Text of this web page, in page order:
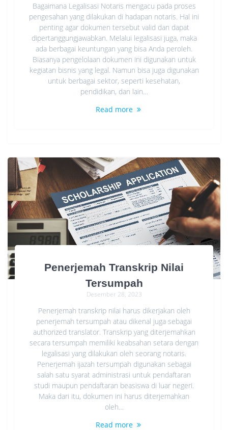
Bagaimana Legalisasi Notaris mengacu pada proses
pengesahan yang dilakukan di hadapan notaris. Hal ini
penting agar dokumen tersebut valid dan dapat
dipertanggungjawabkan. Melalui legalisasi juga, maka
ada berbagai keuntungan yang bisa Anda peroleh.
Biasanya pengelolaan dokumen ini digunakan untuk
kegiatan bisnis yang legal. Namun bisa juga digunakan
untuk berbagai sektor, seperti kesehatan,
pendidikan, dan lain…
Read more
Penerjemah Transkrip Nilai
Tersumpah
Desember 28, 2023
Penerjemah transkrip nilai harus dikerjakan oleh
penerjemah tersumpah atau dikenal juga sebagai
authorized translator. Transkrip yang diterjemahkan
secara tersumpah memiliki keabsahan setara dengan
legalisasi yang dilakukan oleh seorang notaris.
Penerjemah ijazah tersumpah digunakan sebagai
salah satu syarat administrasi untuk pendaftaran
studi maupun pendaftaran beasiswa di luar negeri.
Maka dari itu, dokumen ini harus diterjemahkan
oleh…
Read more